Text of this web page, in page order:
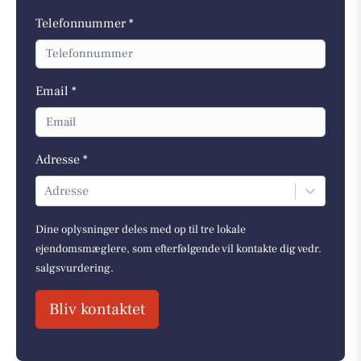
Telefonnummer *
Email *
Adresse *
Adresse
Dine oplysninger deles med op til tre lokale
ejendomsmæglere, som efterfølgende vil kontakte dig vedr.
salgsvurdering.
Bliv kontaktet